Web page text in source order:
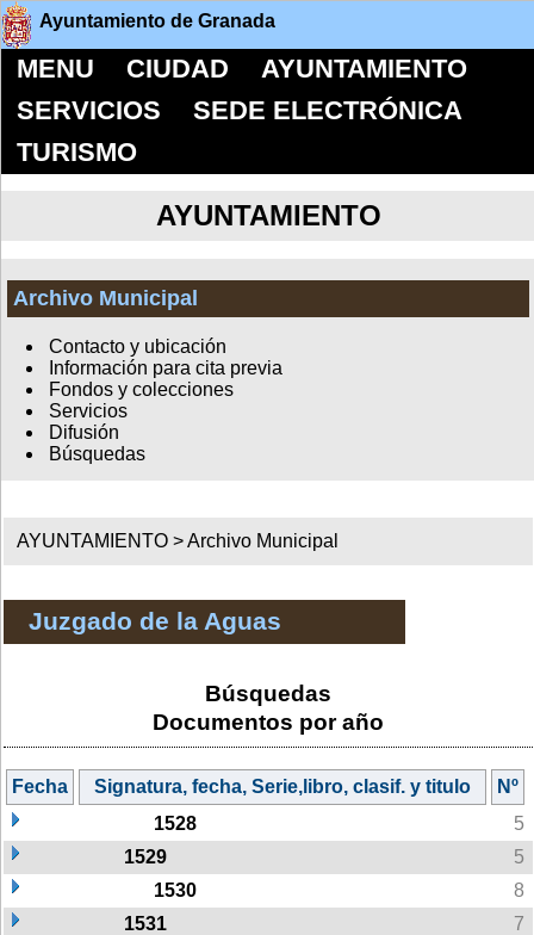
Ayuntamiento de Granada
MENU CIUDAD
AYUNTAMIENTO
SERVICIOS
SEDE ELECTRÓNICA
TURISMO
AYUNTAMIENTO
Archivo Municipal
Contacto y ubicación
Información para cita previa
Fondos y colecciones
Servicios
Difusión
Búsquedas
AYUNTAMIENTO >Archivo Municipal
Juzgado de la Aguas
Búsquedas
Documentos por año
Fecha Signatura, fecha, Serie,libro, clasif. y titulo
Nº
1528
5
1529
5
1530
8
1531
7